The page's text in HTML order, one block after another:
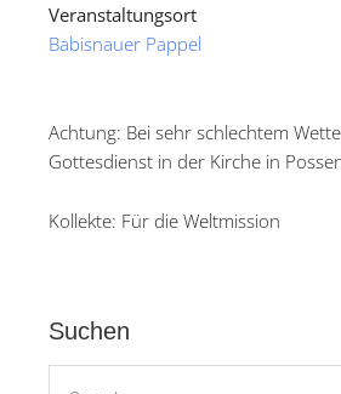
Veranstaltungsort
Babisnauer Pappel
Achtung: Bei sehr schlechtem
Gottesdienst in der Kirche in
Kollekte: Für die Weltmission
Suchen